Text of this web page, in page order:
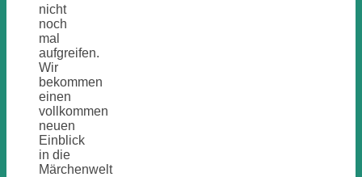
nicht
noch
mal
aufgreifen.
Wir
bekommen
einen
vollkommen
neuen
Einblick
in die
Märchenwelt